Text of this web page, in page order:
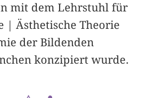
mit dem Lehrstuhl für
| Ästhetische Theorie
der Bildenden
konzipiert wurde.